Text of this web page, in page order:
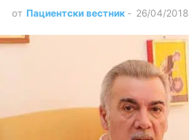
от Пациентски вестник - 26/04/2018